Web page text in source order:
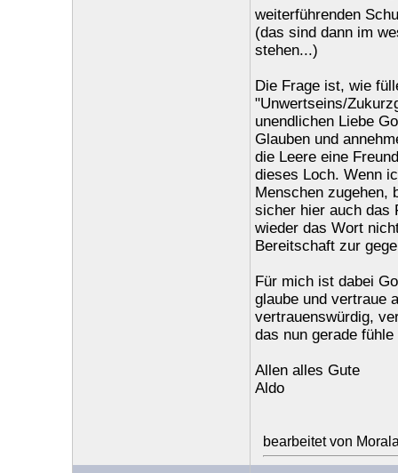
weiterführenden
(das sind dann im
stehen...)
Die Frage ist, wie
"Unwertseins/
unendlichen Liebe
Glauben und
die Leere eine
dieses Loch. Wenn
Menschen zugehen,
sicher hier auch das
wieder das Wort
Bereitschaft zur
Für mich ist dabei
glaube und vertraue
vertrauenswürdig,
das nun gerade
Allen alles Gute
Aldo
bearbeitet von